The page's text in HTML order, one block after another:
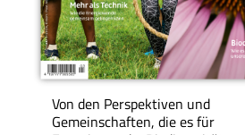
Von den Perspektiven und
Gemeinschaften, die es für